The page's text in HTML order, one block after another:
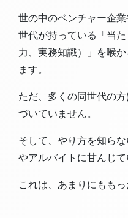
世の中のベンチャー企
世代が持っている「当
力、実務知識）」を喉
ます。
ただ、多くの同世代の
づいていません。
そして、やり方を知ら
やアルバイトに甘んじて
これは、あまりにももっ